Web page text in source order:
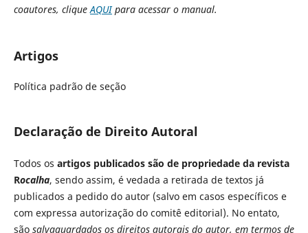
coautores, cliqueAQUIpara acessar o manual.
Artigos
Política padrão de seção
Declaração de Direito Autoral
Todos os artigos publicados são de propriedade da revista
Rocalha, sendo assim, é vedada a retirada de textos já
publicados a pedido do autor (salvo em casos específicos e
com expressa autorização do comitê editorial). No entato,
são salvaguardados os direitos autorais do autor, em termos de